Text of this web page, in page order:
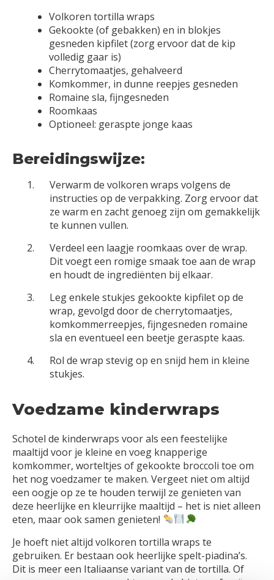
Volkoren tortilla wraps
Gekookte (of gebakken) en in blokjes
gesneden kipfilet (zorg ervoor dat de kip
volledig gaar is)
Cherrytomaatjes, gehalveerd
Komkommer, in dunne reepjes gesneden
Romaine sla, fijngesneden
Roomkaas
Optioneel: geraspte jonge kaas
Bereidingswijze:
Verwarm de volkoren wraps volgens de
instructies op de verpakking. Zorg ervoor dat
ze warm en zacht genoeg zijn om gemakkelijk
te kunnen vullen.
Verdeel een laagje roomkaas over de wrap.
Dit voegt een romige smaak toe aan de wrap
en houdt de ingrediënten bij elkaar.
Leg enkele stukjes gekookte kipfilet op de
wrap, gevolgd door de cherrytomaatjes,
komkommerreepjes, fijngesneden romaine
sla en eventueel een beetje geraspte kaas.
Rol de wrap stevig op en snijd hem in kleine
stukjes.
Voedzame kinderwraps
Schotel de kinderwraps voor als een feestelijke
maaltijd voor je kleine en voeg knapperige
komkommer, worteltjes of gekookte broccoli toe om
het nog voedzamer te maken. Vergeet niet om altijd
een oogje op ze te houden terwijl ze genieten van
deze heerlijke en kleurrijke maaltijd – het is niet alleen
eten, maar ook samen genieten!
Je hoeft niet altijd volkoren tortilla wraps te
gebruiken. Er bestaan ook heerlijke spelt-piadina’s.
Dit is meer een Italiaanse variant van de tortilla. Of